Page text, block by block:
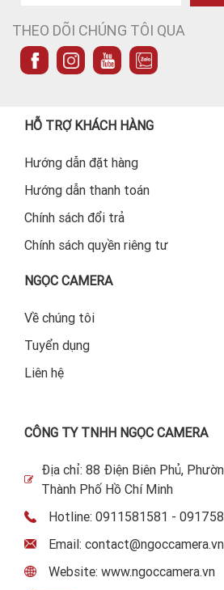
THEO DÕI CHÚNG TÔI QUA
HỖ TRỢ KHÁCH HÀNG
Hướng dẫn đặt hàng
Hướng dẫn thanh toán
Chính sách đổi trả
Chính sách quyền riêng tư
NGỌC CAMERA
Về chúng tôi
Tuyển dụng
Liên hệ
CÔNG TY TNHH NGỌC CAMERA
Địa chỉ: 88 Điện Biên Phủ,
Thành Phố Hồ Chí Minh
Hotline: 0911581581 -
Email: contact@ngoccamera.vn
Website: www.ngoccamera.vn